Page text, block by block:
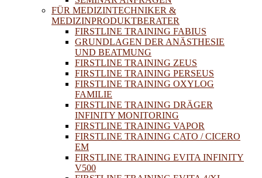
FÜR MEDIZINTECHNIKER &
MEDIZINPRODUKTBERATER
FIRSTLINE TRAINING FABIUS
GRUNDLAGEN DER ANÄSTHESIE
UND BEATMUNG
FIRSTLINE TRAINING ZEUS
FIRSTLINE TRAINING PERSEUS
FIRSTLINE TRAINING OXYLOG
FAMILIE
FIRSTLINE TRAINING DRÄGER
INFINITY MONITORING
FIRSTLINE TRAINING VAPOR
FIRSTLINE TRAINING CATO / CICERO
EM
FIRSTLINE TRAINING EVITA INFINITY
V500